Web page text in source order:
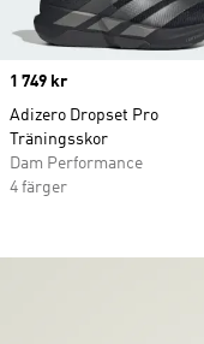
Price
1 749 kr
Adizero Dropset Pro
Träningsskor
Dam Performance
4 färger